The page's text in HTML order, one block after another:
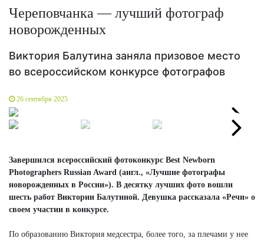
Череповчанка — лучший фотограф
новорожденных
Виктория Балутина заняла призовое место
во всероссийском конкурсе фотографов
26 сентября 2025
Next
Завершился всероссийский фотоконкурс Best Newborn
Photographers Russian Award (англ., «Лучшие фотографы
новорожденных в России»). В десятку лучших фото вошли
шесть работ Виктории Балутиной. Девушка рассказала «Речи» о
своем участии в конкурсе.
По образованию Виктория медсестра, более того, за плечами у нее